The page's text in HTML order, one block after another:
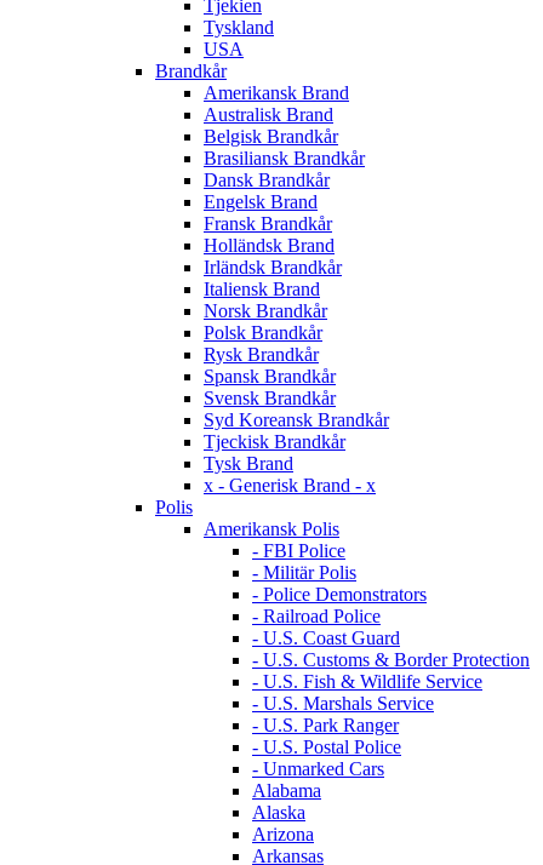
Tjekien
Tyskland
USA
Brandkår
Amerikansk Brand
Australisk Brand
Belgisk Brandkår
Brasiliansk Brandkår
Dansk Brandkår
Engelsk Brand
Fransk Brandkår
Holländsk Brand
Irländsk Brandkår
Italiensk Brand
Norsk Brandkår
Polsk Brandkår
Rysk Brandkår
Spansk Brandkår
Svensk Brandkår
Syd Koreansk Brandkår
Tjeckisk Brandkår
Tysk Brand
x - Generisk Brand - x
Polis
Amerikansk Polis
- FBI Police
- Militär Polis
- Police Demonstrators
- Railroad Police
- U.S. Coast Guard
- U.S. Customs & Border Protection
- U.S. Fish & Wildlife Service
- U.S. Marshals Service
- U.S. Park Ranger
- U.S. Postal Police
- Unmarked Cars
Alabama
Alaska
Arizona
Arkansas